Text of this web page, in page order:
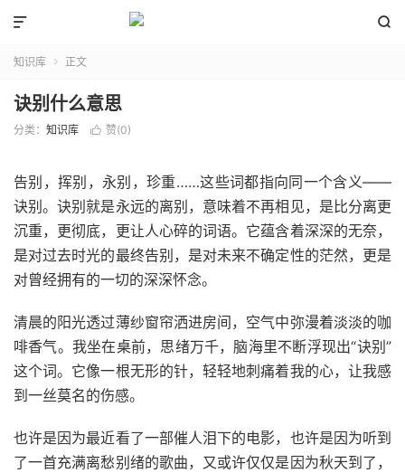


知识库  正文
诀别什么意思
分类： 知识库  赞(0)
告别，挥别，永别，珍重……这些词都指向同一个含义——
诀别。诀别就是永远的离别，意味着不再相见，是比分离更
沉重，更彻底，更让人心碎的词语。它蕴含着深深的无奈，
是对过去时光的最终告别，是对未来不确定性的茫然，更是
对曾经拥有的一切的深深怀念。
清晨的阳光透过薄纱窗帘洒进房间，空气中弥漫着淡淡的咖
啡香气。我坐在桌前，思绪万千，脑海里不断浮现出“诀别”
这个词。它像一根无形的针，轻轻地刺痛着我的心，让我感
到一丝莫名的伤感。
也许是因为最近看了一部催人泪下的电影，也许是因为听到
了一首充满离愁别绪的歌曲，又或许仅仅是因为秋天到了，